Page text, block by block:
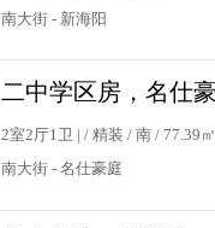
南大街 - 新海阳
2室2厅1卫 | / 精装 / 南 / 77.39㎡
南大街 - 名仕豪庭